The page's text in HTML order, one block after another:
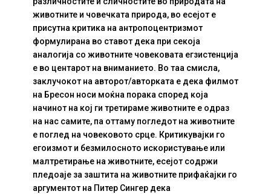
животните и човечката природа, во есејот е
присутна критика на антропоцентризмот
формулирана во ставот дека при секоја
аналогија со животните човековата егзистенција
е во центарот на вниманието. Во таа смисла,
заклучокот на авторот/авторката е дека филмот
на Бресон носи моќна порака според која
начинот на кој ги третираме животните е одраз
на нас самите, па оттаму погледот на животните
е поглед на човековото срце. Критикувајки го
егоизмот и безмилосното искористување или
малтретирање на животните, есејот содржи
пледоаје за заштита на животните прифаќајки го
аргументот на Питер Сингер дека